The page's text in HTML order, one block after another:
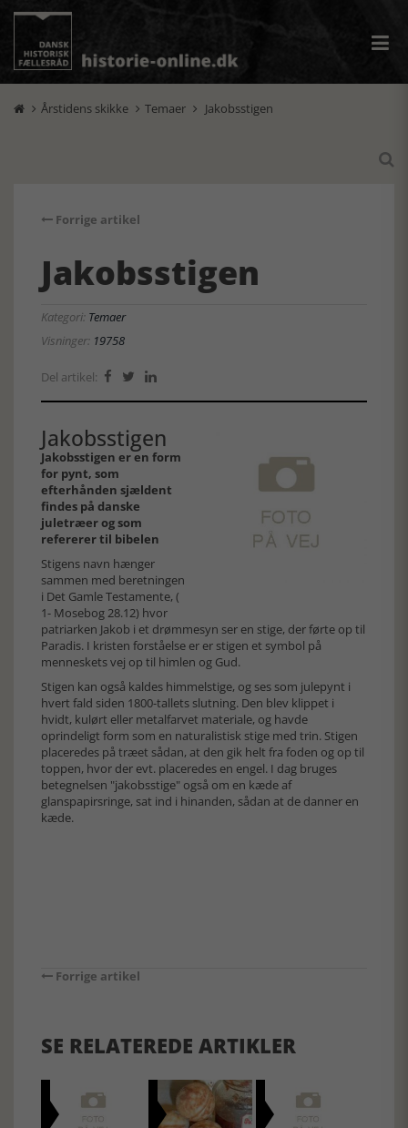
 Årstidens skikke  Temaer  Jakobsstigen

Forrige artikel
Jakobsstigen
Kategori: Temaer
Visninger: 19758
Del artikel:   
Jakobsstigen
Jakobsstigen er en form
for pynt, som
efterhånden sjældent
findes på danske
juletræer og som
refererer til bibelen
Stigens navn hænger
sammen med beretningen
i Det Gamle Testamente, (
1- Mosebog 28.12) hvor
patriarken Jakob i et drømmesyn ser en stige, der førte op til
Paradis. I kristen forståelse er er stigen et symbol på
menneskets vej op til himlen og Gud.
Stigen kan også kaldes himmelstige, og ses som julepynt i
hvert fald siden 1800-tallets slutning. Den blev klippet i
hvidt, kulørt eller metalfarvet materiale, og havde
oprindeligt form som en naturalistisk stige med trin. Stigen
placeredes på træet sådan, at den gik helt fra foden og op til
toppen, hvor der evt. placeredes en engel. I dag bruges
betegnelsen "jakobsstige" også om en kæde af
glanspapirsringe, sat ind i hinanden, sådan at de danner en
kæde.
Forrige artikel
SE RELATEREDE ARTIKLER